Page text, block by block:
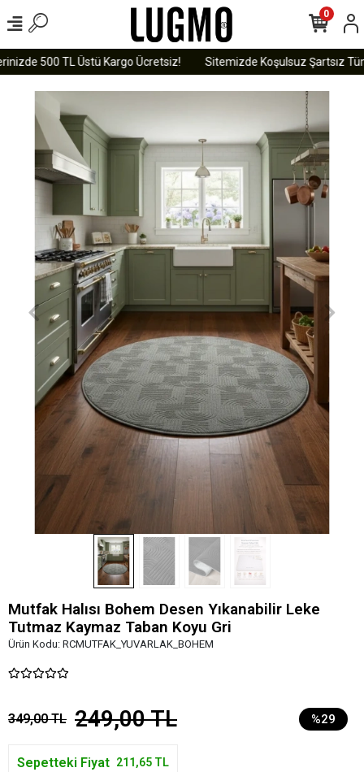
500 TL Üstü Kargo Ücretsiz! Sitemizde Koşulsuz Şartsız
0
Mutfak Halısı Bohem Desen Yıkanabilir Leke
Tutmaz Kaymaz Taban Koyu Gri
Ürün Kodu: RCMUTFAK_YUVARLAK_BOHEM
349,00 TL 249,00 TL %29
Sepetteki Fiyat 211,65 TL